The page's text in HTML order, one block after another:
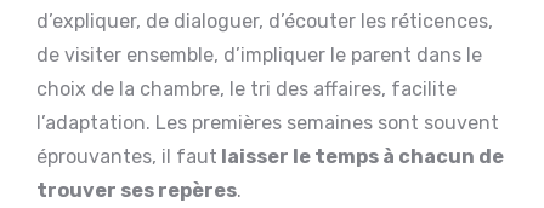
d’expliquer, de dialoguer, d’écouter les réticences,
de visiter ensemble, d’impliquer le parent dans le
choix de la chambre, le tri des affaires, facilite
l’adaptation. Les premières semaines sont souvent
éprouvantes, il faut laisser le temps à chacun de
trouver ses repères.